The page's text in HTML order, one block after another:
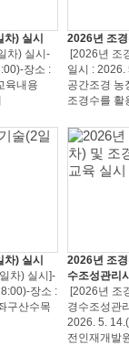
차) 실시
차) 실시-
장소 :
육내용
2026년 조
[2026년 조
일시 :
공간조경 농
조경수를 활
차) 실시
차) 실시]-
장소 :
구산수목
2026년 조
수조성관리
[2026년 조
경수조성관
2026. 5.
전인재개발